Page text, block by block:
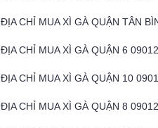
ĐỊA CHỈ MUA XÌ GÀ QUẬN TÂN
ĐỊA CHỈ MUA XÌ GÀ QUẬN 6
ĐỊA CHỈ MUA XÌ GÀ QUẬN 10
ĐỊA CHỈ MUA XÌ GÀ QUẬN 8